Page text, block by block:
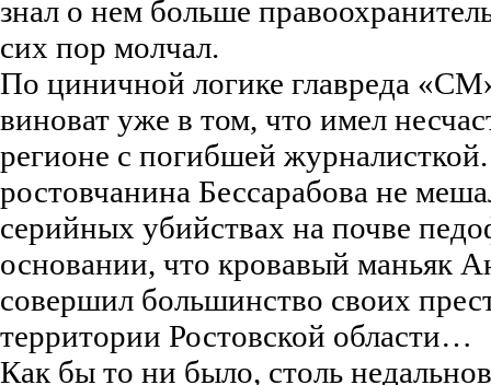
знал о нем больше
сих пор молчал.
По циничной логике главреда
виноват уже в том, что имел
регионе с погибшей
ростовчанина Бессарабова не
серийных убийствах на почве
основании, что кровавый маньяк
совершил большинство своих
территории Ростовской области…
Как бы то ни было, столь